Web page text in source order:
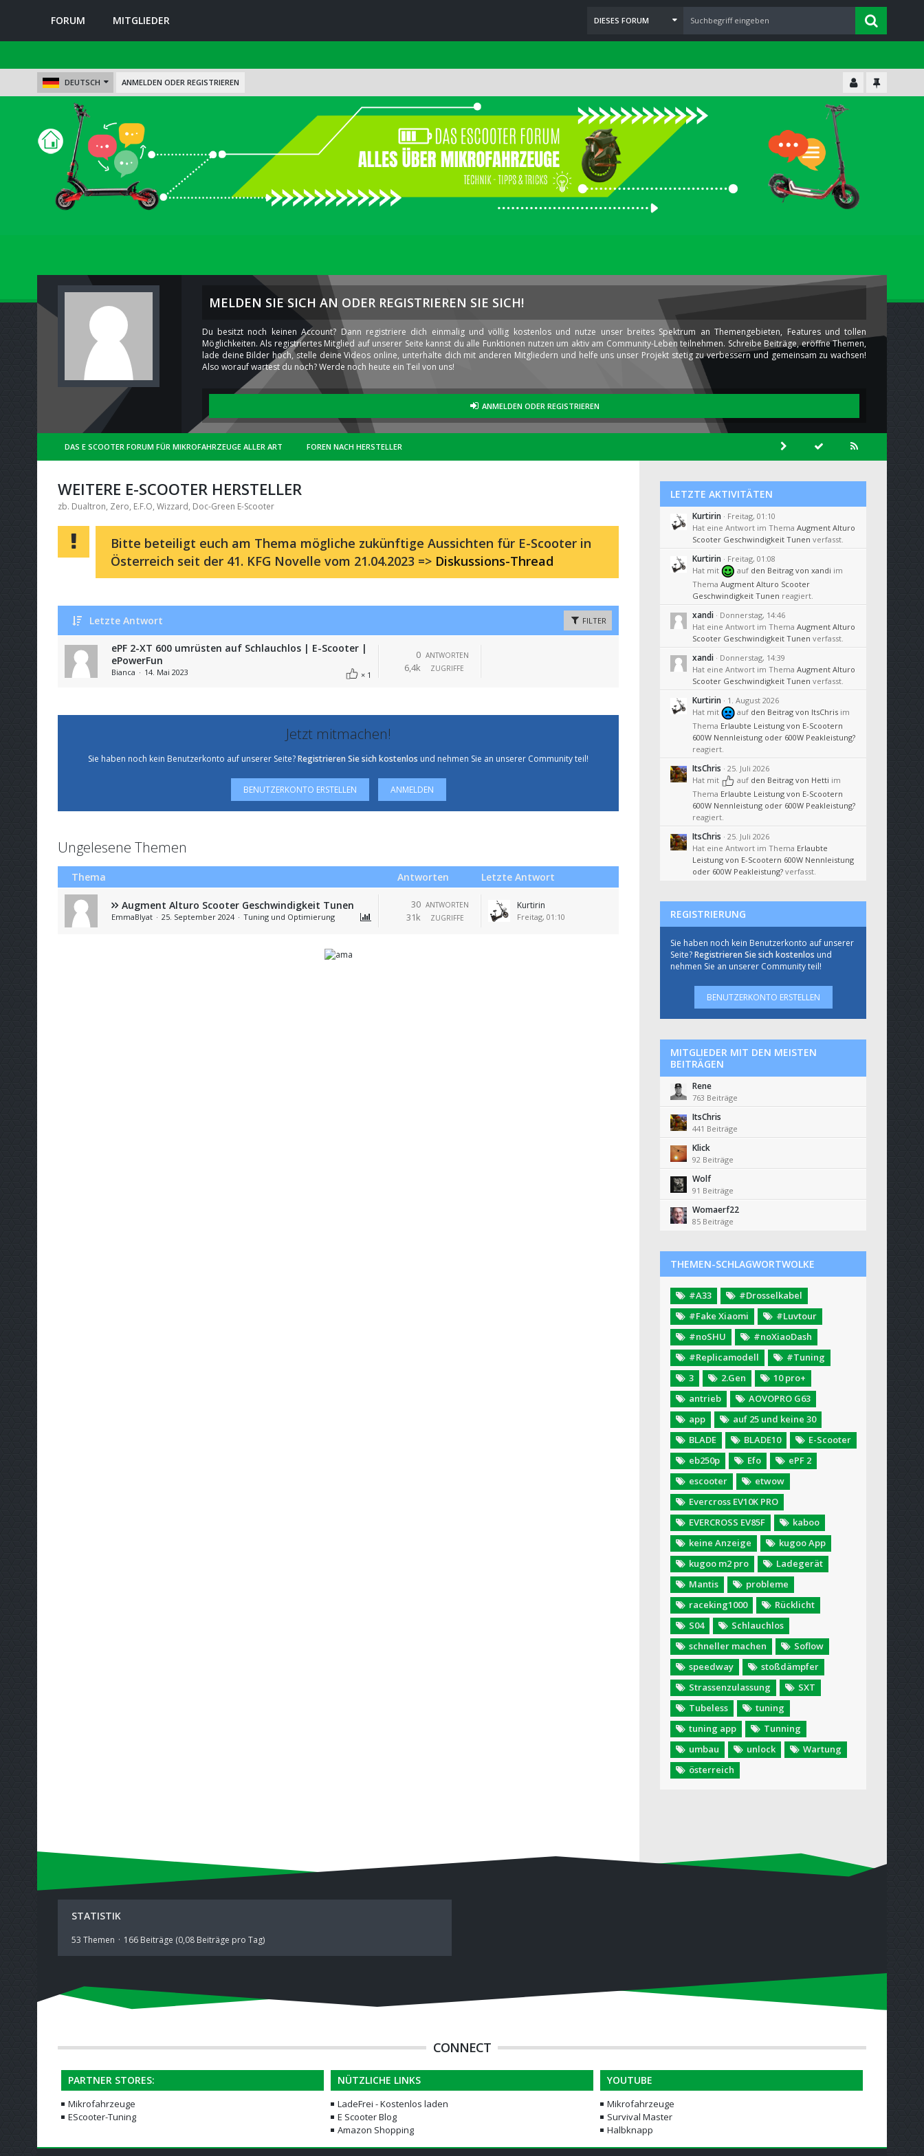
FORUM MITGLIEDER DIESES FORUM
DEUTSCH ANMELDEN ODER REGISTRIEREN
MELDEN SIE SICH AN ODER REGISTRIEREN SIE SICH!
Du besitzt noch keinen Account? Dann registriere dich einmalig und völlig kostenlos und nutze unser breites Spektrum an Themengebieten, Features und tollen
Möglichkeiten. Als registriertes Mitglied auf unserer Seite kannst du alle Funktionen nutzen um aktiv am Community-Leben teilnehmen. Schreibe Beiträge, eröffne Themen,
lade deine Bilder hoch, stelle deine Videos online, unterhalte dich mit anderen Mitgliedern und helfe uns unser Projekt stetig zu verbessern und gemeinsam zu wachsen!
Also worauf wartest du noch? Werde noch heute ein Teil von uns!
ANMELDEN ODER REGISTRIEREN
DAS E SCOOTER FORUM FÜR MIKROFAHRZEUGE ALLER ART FOREN NACH HERSTELLER
WEITERE E-SCOOTER HERSTELLER
zb. Dualtron, Zero, E.F.O, Wizzard, Doc-Green E-Scooter
Bitte beteiligt euch am Thema mögliche zukünftige Aussichten für E-Scooter in
Österreich seit der 41. KFG Novelle vom 21.04.2023 => Diskussions-Thread
Letzte Antwort FILTER
ePF 2-XT 600 umrüsten auf Schlauchlos | E-Scooter |
ePowerFun
1
Bianca 14. Mai 2023
ANTWORTEN
0
ZUGRIFFE
6,4k
Jetzt mitmachen!
Sie haben noch kein Benutzerkonto auf unserer Seite?Registrieren Sie sich kostenlos und nehmen Sie an unserer Community teil!
BENUTZERKONTO ERSTELLEN ANMELDEN
Ungelesene Themen
Thema Antworten Letzte Antwort
Augment Alturo Scooter Geschwindigkeit Tunen
EmmaBlyat 25. September 2024 Tuning und Optimierung
ANTWORTEN
30
ZUGRIFFE
31k
Kurtirin
Freitag, 01:10
LETZTE AKTIVITÄTEN
Kurtirin
Freitag, 01:10
Hat eine Antwort im ThemaAugment Alturo
Scooter Geschwindigkeit Tunen verfasst.
Kurtirin
Freitag, 01:08
Hat mit
auf den Beitrag vonxandi im
ThemaAugment Alturo Scooter
Geschwindigkeit Tunen reagiert.
xandi
Donnerstag, 14:46
Hat eine Antwort im ThemaAugment Alturo
Scooter Geschwindigkeit Tunen verfasst.
xandi
Donnerstag, 14:39
Hat eine Antwort im ThemaAugment Alturo
Scooter Geschwindigkeit Tunen verfasst.
Kurtirin
1. August 2026
Hat mit
auf den Beitrag von ItsChris im
Thema Erlaubte Leistung von E-Scootern
600W Nennleistung oder 600W Peakleistung?
reagiert.
ItsChris
25. Juli 2026
Hat mit
auf den Beitrag von Hetti im
Thema Erlaubte Leistung von E-Scootern
600W Nennleistung oder 600W Peakleistung?
reagiert.
ItsChris
25. Juli 2026
Hat eine Antwort im Thema Erlaubte
Leistung von E-Scootern 600W Nennleistung
oder 600W Peakleistung? verfasst.
REGISTRIERUNG
Sie haben noch kein Benutzerkonto auf unserer
Seite?Registrieren Sie sich kostenlos und
nehmen Sie an unserer Community teil!
BENUTZERKONTO ERSTELLEN
MITGLIEDER MIT DEN MEISTEN
BEITRÄGEN
Rene
763 Beiträge
ItsChris
441 Beiträge
Klick
92 Beiträge
Wolf
91 Beiträge
Womaerf22
85 Beiträge
THEMEN-SCHLAGWORTWOLKE
#A33
#Drosselkabel
#Fake Xiaomi
#Luvtour
#noSHU
#noXiaoDash
#Replicamodell
#Tuning
3
2.Gen
10 pro+
antrieb
AOVOPRO G63
app
auf 25 und keine 30
BLADE
BLADE10
E-Scooter
eb250p
Efo
ePF 2
escooter
etwow
Evercross EV10K PRO
EVERCROSS EV85F
kaboo
keine Anzeige
kugoo App
kugoo m2 pro
Ladegerät
Mantis
probleme
raceking1000
Rücklicht
S04
Schlauchlos
schneller machen
Soflow
speedway
stoßdämpfer
Strassenzulassung
SXT
Tubeless
tuning
tuning app
Tunning
umbau
unlock
Wartung
österreich
STATISTIK
53 Themen 166 Beiträge (0,08 Beiträge pro Tag)
CONNECT
PARTNER STORES:
Mikrofahrzeuge
EScooter-Tuning
NÜTZLICHE LINKS
LadeFrei - Kostenlos laden
E Scooter Blog
Amazon Shopping
YOUTUBE
Mikrofahrzeuge
Survival Master
Halbknapp